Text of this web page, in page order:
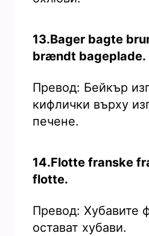
13.Bager bagte
brændt bageplade.
Превод: Бейкър
кифлички върху
печене.
14.Flotte franske
flotte.
Превод: Хубавите
остават хубави.